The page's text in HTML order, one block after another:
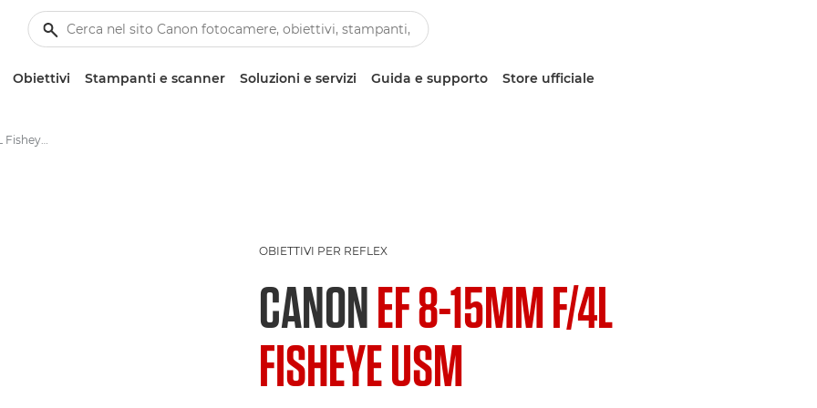
Obiettivi Stampanti e scanner Soluzioni e servizi Guida e supporto Store ufficiale
Canon EF 8-15mm f/4L Fisheye USM - Obiettivi - Obiettivi fotografici
OBIETTIVI PER REFLEX
CANONEF 8-15MM F/4L
FISHEYE USM